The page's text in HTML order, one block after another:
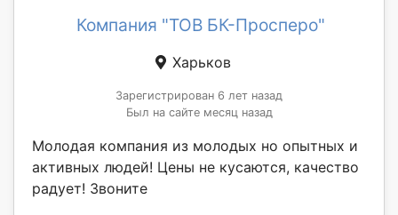
Компания "ТОВ БК-Просперо"
Харьков
Зарегистрирован 6 лет назад
Был на сайте месяц назад
Молодая компания из молодых но опытных и
активных людей! Цены не кусаются, качество
радует! Звоните